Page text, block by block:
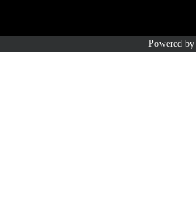
Powered by